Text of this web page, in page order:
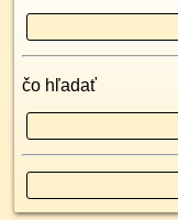
čo hľadať